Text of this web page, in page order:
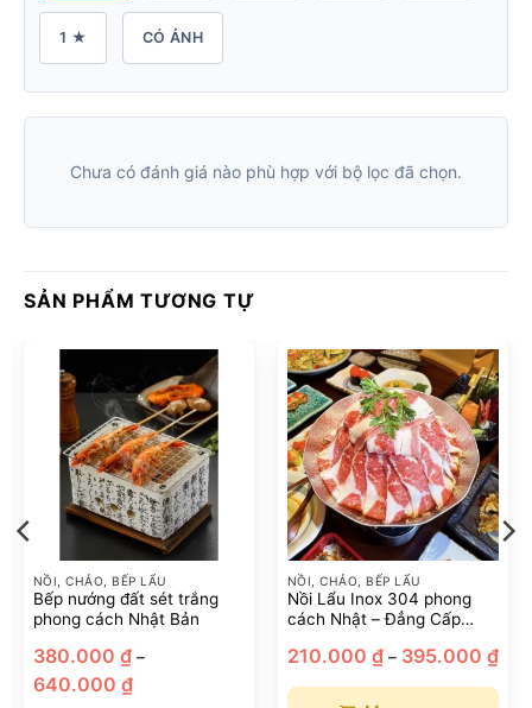
1 ★ CÓ ẢNH
Chưa có đánh giá nào phù hợp với bộ lọc đã chọn.
SẢN PHẨM TƯƠNG TỰ
NỒI, CHẢO, BẾP LẨU
Bếp nướng đất sét trắng
phong cách Nhật Bản
380.000 ₫ –
640.000 ₫Khoảng
giá:
NỒI, CHẢO, BẾP LẨU
Nồi Lẩu Inox 304 phong
cách Nhật – Đẳng Cấp
Hoàn Hảo
210.000 ₫ – 395.000 ₫giá: